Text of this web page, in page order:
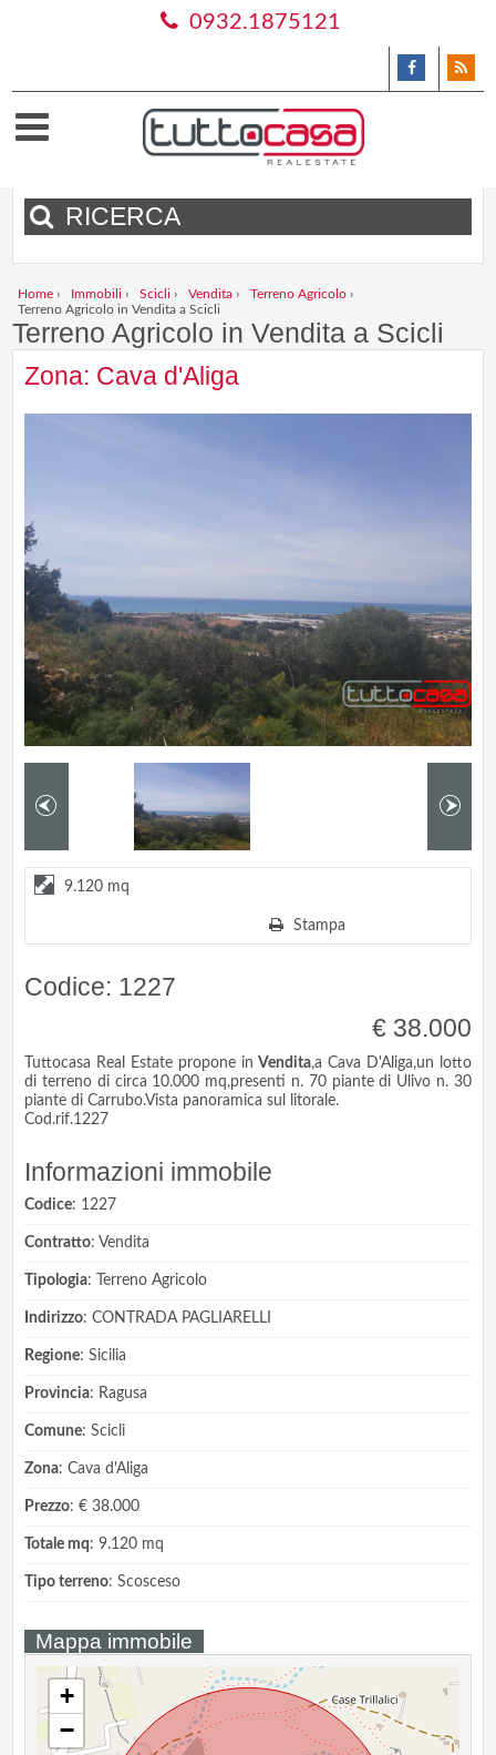
0932.1875121
RICERCA
Home › Immobili › Scicli › Vendita › Terreno Agricolo ›
Terreno Agricolo in Vendita a Scicli
Terreno Agricolo in Vendita a Scicli
Zona: Cava d'Aliga
9.120 mq
Stampa
Codice: 1227
€ 38.000
Tuttocasa Real Estate propone inVendita,a Cava D'Aliga,un lotto
di terreno di circa 10.000 mq,presenti n. 70 piante di Ulivo n. 30
piante di Carrubo.Vista panoramica sul litorale.
Cod.rif.1227
Informazioni immobile
Codice: 1227
Contratto: Vendita
Tipologia: Terreno Agricolo
Indirizzo: CONTRADA PAGLIARELLI
Regione: Sicilia
Provincia: Ragusa
Comune: Scicli
Zona: Cava d'Aliga
Prezzo: € 38.000
Totale mq: 9.120 mq
Tipo terreno: Scosceso
Mappa immobile
+
−